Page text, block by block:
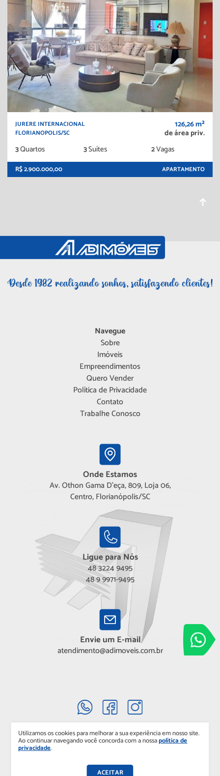
Utilizamos os cookies para melhorar a sua experiência em nosso site.
Ao continuar navegando você concorda com a nossapolítica de
privacidade.
ACEITAR
JURERE INTERNACIONAL
FLORIANOPOLIS/SC
126,26 m²
de área priv.
3Quartos 3Suítes 2Vagas
R$ 2.900.000,00 APARTAMENTO
Adimóveis
Entre em
Navegue
Sobre
Imóveis
Empreendimentos
Quero Vender
Política de Privacidade
Contato
Trabalhe Conosco
Onde Estamos
Av. Othon Gama D'eça, 809, Loja 06,
Centro, Florianópolis/SC
Ligue para Nós
48 3224 9495
48 9 9971-9495
Envie um E-mail
atendimento@adimoveis.com.br
Copyright 2025. ADIMÓVEIS. Todos os direitos reservados.
Desenvolvido porElo Ideias